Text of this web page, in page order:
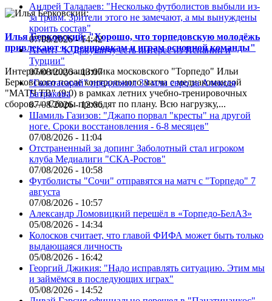
Илья Берковский: "Хорошо, что торпедовскую молодёжь
привлекают к тренировкам и играм основной команды"
Интервью полузащитника московского "Торпедо" Ильи
Берковского после контрольного матча с медиакомандой
"МАТЧ ТВ" (9:0) в рамках летних учебно-тренировочных
сборов.— Сборы проходят по плану. Всю нагрузку,...
Андрей Талалаев: "Несколько футболистов выбыли из-
за травм. Зрители этого не замечают, а мы вынуждены
кроить состав"
07/08/2026 - 14:42
Агент: "К Дркушичу есть интерес из Испании и
Турции"
07/08/2026 - 13:07
"Галатасарай" предложил 33 млн евро за Алексея
Батракова
07/08/2026 - 12:06
Шамиль Газизов: "Джапо порвал "кресты" на другой
ноге. Сроки восстановления - 6-8 месяцев"
07/08/2026 - 11:04
Отстраненный за допинг Заболотный стал игроком
клуба Медиалиги "СКА-Ростов"
07/08/2026 - 10:58
Футболисты "Сочи" отправятся на матч с "Торпедо" 7
августа
07/08/2026 - 10:57
Александр Ломовицкий перешёл в «Торпедо-БелАЗ»
05/08/2026 - 14:34
Колосков считает, что главой ФИФА может быть только
выдающаяся личность
05/08/2026 - 16:42
Георгий Джикия: "Надо исправлять ситуацию. Этим мы
и займёмся в последующих играх"
05/08/2026 - 14:52